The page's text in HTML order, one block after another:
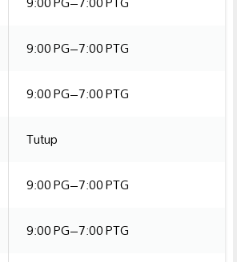
9:00 PG–7:00 PTG
9:00 PG–7:00 PTG
Tutup
9:00 PG–7:00 PTG
9:00 PG–7:00 PTG